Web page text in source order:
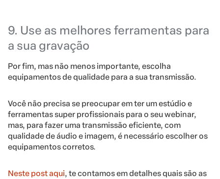
9. Use as melhores ferramentas para
a sua gravação
Por fim, mas não menos importante, escolha
equipamentos de qualidade para a sua transmissão.
Você não precisa se preocupar em ter um estúdio e
ferramentas super profissionais para o seu webinar,
mas, para fazer uma transmissão eficiente, com
qualidade de áudio e imagem, é necessário escolher os
equipamentos corretos.
Neste post aqui, te contamos em detalhes quais são as